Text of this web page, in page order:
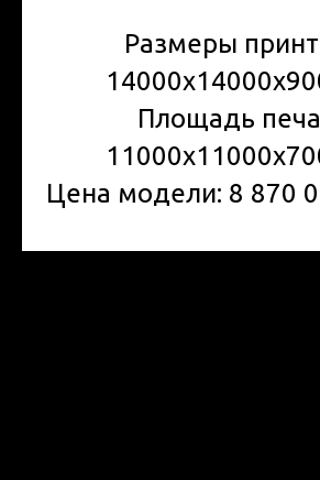
Размеры
Площадь
Цена модели: 8 870